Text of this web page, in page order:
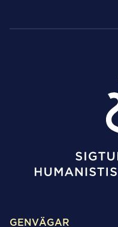
GENVÄGAR